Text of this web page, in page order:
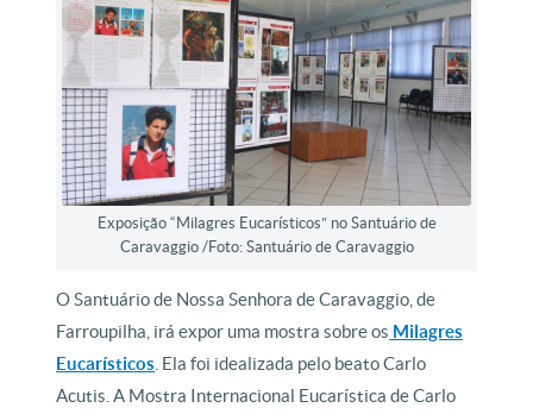
Exposição “Milagres Eucarísticos” no Santuário de
Caravaggio /Foto: Santuário de Caravaggio
O Santuário de Nossa Senhora de Caravaggio, de
Farroupilha, irá expor uma mostra sobre os Milagres
Eucarísticos . Ela foi idealizada pelo beato Carlo
Acutis. A Mostra Internacional Eucarística de Carlo